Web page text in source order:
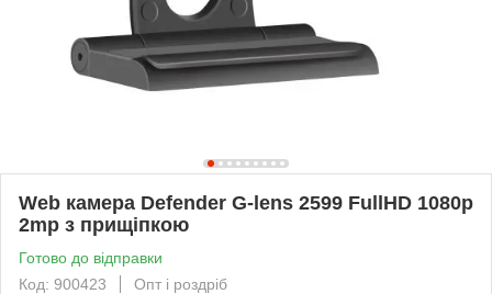
Web камера Defender G-lens 2599 FullHD 1080p
2mp з прищіпкою
Готово до відправки
Код: 900423
Опт і роздріб